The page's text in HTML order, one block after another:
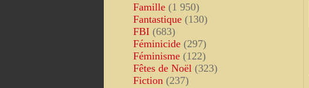
Famille (1 950)
Fantastique (130)
FBI (683)
Féminicide (297)
Féminisme (122)
Fêtes de Noël (323)
Fiction (237)